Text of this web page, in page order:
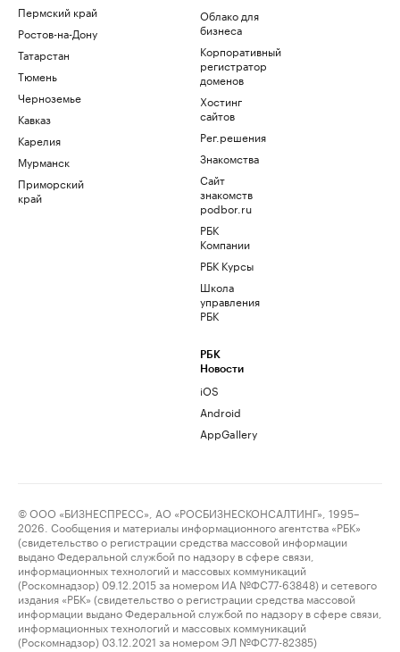
Пермский край
Ростов-на-Дону
Татарстан
Тюмень
Черноземье
Кавказ
Карелия
Мурманск
Приморский
край
Облако для
бизнеса
Корпоративный
регистратор
доменов
Хостинг
сайтов
Рег.решения
Знакомства
Сайт
знакомств
podbor.ru
РБК
Компании
РБК Курсы
Школа
управления
РБК
РБК
Новости
iOS
Android
AppGallery
© ООО «БИЗНЕСПРЕСС», АО «РОСБИЗНЕСКОНСАЛТИНГ», 1995–
2026. Сообщения и материалы информационного агентства «РБК»
(свидетельство о регистрации средства массовой информации
выдано Федеральной службой по надзору в сфере связи,
информационных технологий и массовых коммуникаций
(Роскомнадзор) 09.12.2015 за номером ИА №ФС77-63848) и сетевого
издания «РБК» (свидетельство о регистрации средства массовой
информации выдано Федеральной службой по надзору в сфере связи,
информационных технологий и массовых коммуникаций
(Роскомнадзор) 03.12.2021 за номером ЭЛ №ФС77-82385)